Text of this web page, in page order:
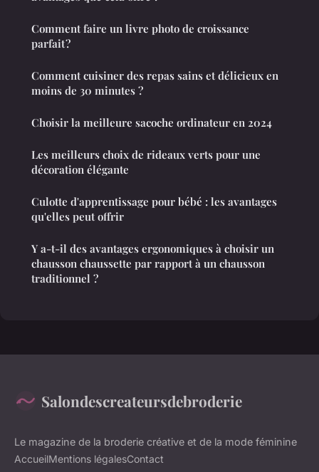
Comment faire un livre photo de croissance
parfait ?
Comment cuisiner des repas sains et délicieux en
moins de 30 minutes ?
Choisir la meilleure sacoche ordinateur en 2024
Les meilleurs choix de rideaux verts pour une
décoration élégante
Culotte d'apprentissage pour bébé : les avantages
qu'elles peut offrir
Y a-t-il des avantages ergonomiques à choisir un
chausson chaussette par rapport à un chausson
traditionnel ?
Salondescreateursdebroderie
Le magazine de la broderie créative et de la mode féminine
AccueilMentions légalesContact